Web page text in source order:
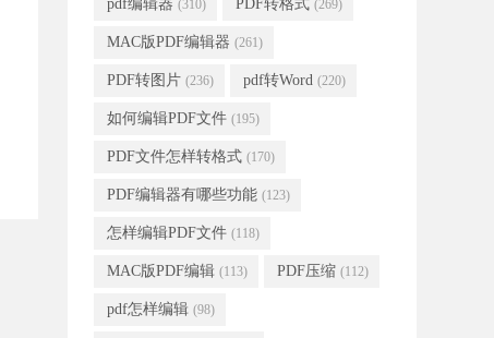
pdf编辑器 (310) PDF转格式 (269)
MAC版PDF编辑器 (261)
PDF转图片 (236) pdf转Word (220)
如何编辑PDF文件 (195)
PDF文件怎样转格式 (170)
PDF编辑器有哪些功能 (123)
怎样编辑PDF文件 (118)
MAC版PDF编辑 (113) PDF压缩 (112)
pdf怎样编辑 (98)